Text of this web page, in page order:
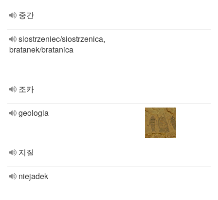
중간
siostrzeniec/siostrzenica,
bratanek/bratanica
조카
geologia
지질
niejadek